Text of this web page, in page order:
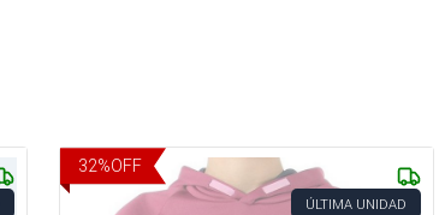
32%OFF
ÚLTIMA UNIDAD